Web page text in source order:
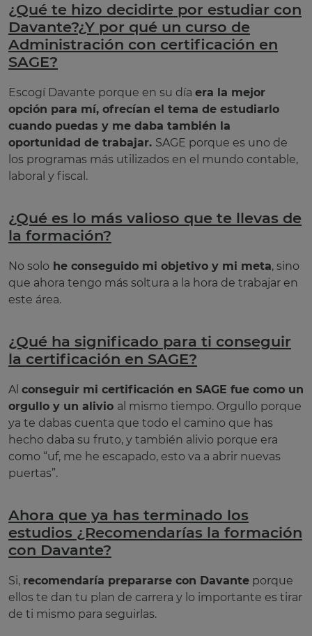
¿Qué te hizo decidirte por estudiar con
Davante?¿Y por qué un curso de
Administración con certificación en
SAGE?
Escogí Davante porque en su día era la mejor
opción para mí, ofrecían el tema de estudiarlo
cuando puedas y me daba también la
oportunidad de trabajar. SAGE porque es uno de
los programas más utilizados en el mundo contable,
laboral y fiscal.
¿Qué es lo más valioso que te llevas de
la formación?
No solo he conseguido mi objetivo y mi meta, sino
que ahora tengo más soltura a la hora de trabajar en
este área.
¿Qué ha significado para ti conseguir
la certificación en SAGE?
Al conseguir mi certificación en SAGE fue como un
orgullo y un alivio al mismo tiempo. Orgullo porque
ya te dabas cuenta que todo el camino que has
hecho daba su fruto, y también alivio porque era
como “uf, me he escapado, esto va a abrir nuevas
puertas”.
Ahora que ya has terminado los
estudios ¿Recomendarías la formación
con Davante?
Si, recomendaría prepararse con Davante porque
ellos te dan tu plan de carrera y lo importante es tirar
de ti mismo para seguirlas.